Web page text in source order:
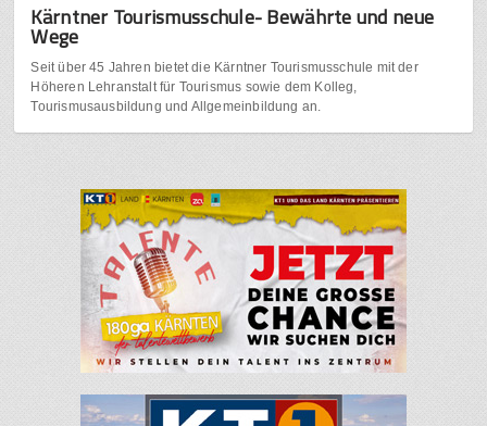
Kärntner Tourismusschule- Bewährte und neue
Wege
Seit über 45 Jahren bietet die Kärntner Tourismusschule mit der
Höheren Lehranstalt für Tourismus sowie dem Kolleg,
Tourismusausbildung und Allgemeinbildung an.